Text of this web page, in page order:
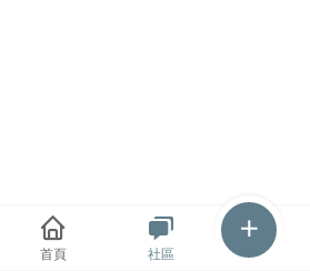
首頁 社區